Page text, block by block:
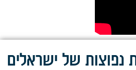
של ישראלים